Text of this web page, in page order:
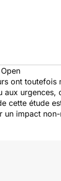
ont
aux urgences,
cette étude
un impact